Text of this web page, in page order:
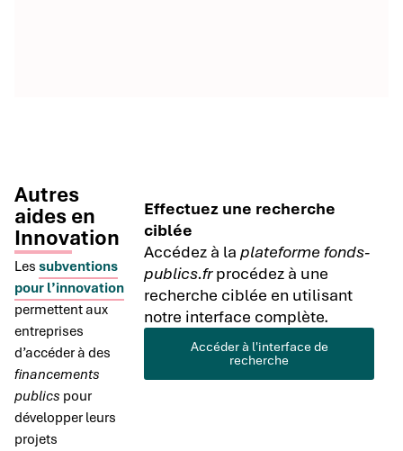
Autres
aides en
Innovation
Les subventions
pour l’innovation
permettent aux
entreprises
d’accéder à des
financements
publics pour
développer leurs
projets
Effectuez une recherche
ciblée
Accédez à laplateforme fonds-
publics.frprocédez à une
recherche ciblée en utilisant
notre interface complète.
Accéder à l'interface de
recherche